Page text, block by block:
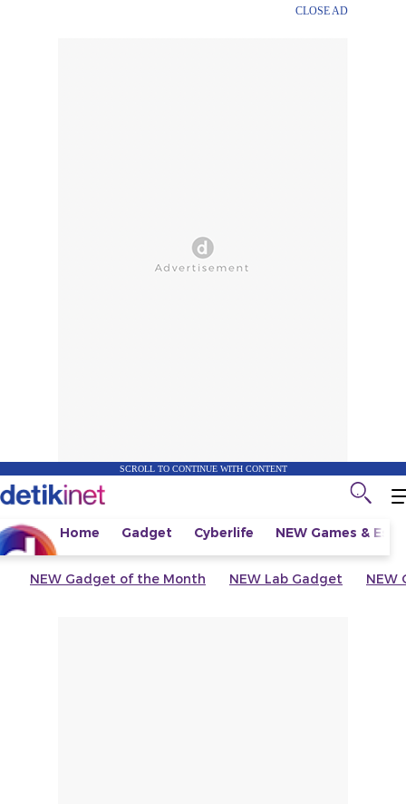
CLOSE AD
SCROLL TO CONTINUE WITH CONTENT
Home Gadget Cyberlife NEW Games &
NEW Gadget of the Month NEW Lab Gadget NEW